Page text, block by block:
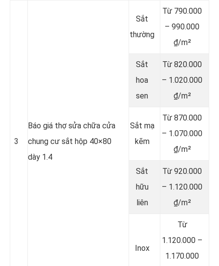
3
Báo giá thợ sửa chữa cửa
chung cư sắt hộp 40×80
dày 1.4
Sắt
thường
Từ 790.000
– 990.000
₫/m²
Sắt
hoa
sen
Từ 820.000
– 1.020.000
₫/m²
Sắt mạ
kẽm
Từ 870.000
– 1.070.000
₫/m²
Sắt
hữu
liên
Từ 920.000
– 1.120.000
₫/m²
Inox
Từ
1.120.000 –
1.170.000